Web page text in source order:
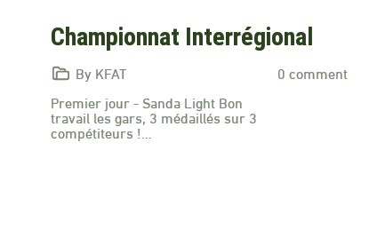
Championnat Interrégional
By KFAT
0 comment
Premier jour - Sanda Light Bon
travail les gars, 3 médaillés sur 3
compétiteurs !…